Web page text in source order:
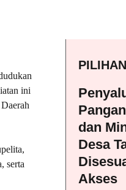
ini
serta
dan
Desa
Akses